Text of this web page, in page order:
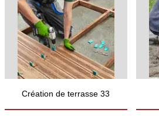
Création de terrasse 33